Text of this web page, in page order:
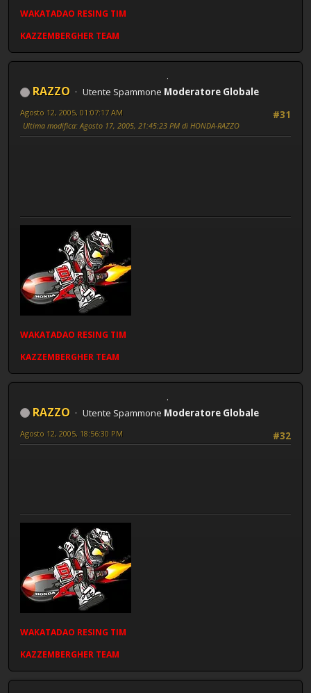
WAKATADAO RESING TIM
KAZZEMBERGHER TEAM
RAZZO Utente Spammone Moderatore Globale
#31
Agosto 12, 2005, 01:07:17 AM
Ultima modifica: Agosto 17, 2005, 21:45:23 PM di HONDA-RAZZO
WAKATADAO RESING TIM
KAZZEMBERGHER TEAM
RAZZO Utente Spammone Moderatore Globale
#32
Agosto 12, 2005, 18:56:30 PM
WAKATADAO RESING TIM
KAZZEMBERGHER TEAM